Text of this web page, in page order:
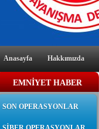
Anasayfa Hakkımızda
EMNİYET HABER
SON OPERASYONLAR